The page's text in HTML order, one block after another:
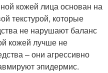
кожей лица основан на
текстурой, которые
не нарушают баланс
кожей лучше не
– они агрессивно
эпидермис.